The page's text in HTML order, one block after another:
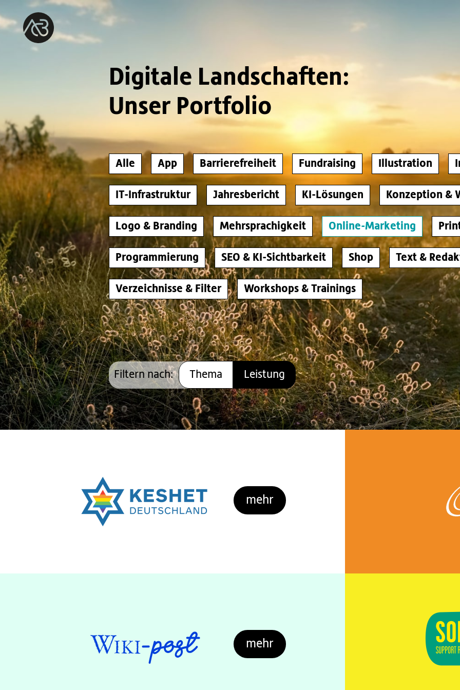
Digitale Landschaften:
Unser Portfolio
Alle App Barrierefreiheit Fundraising Illustration
IT-Infrastruktur Jahresbericht KI-Lösungen Konzeption &
Logo & Branding Mehrsprachigkeit Online-Marketing
Programmierung SEO & KI-Sichtbarkeit Shop Text &
Verzeichnisse & Filter Workshops & Trainings
Filtern nach: Thema Leistung
mehr
mehr